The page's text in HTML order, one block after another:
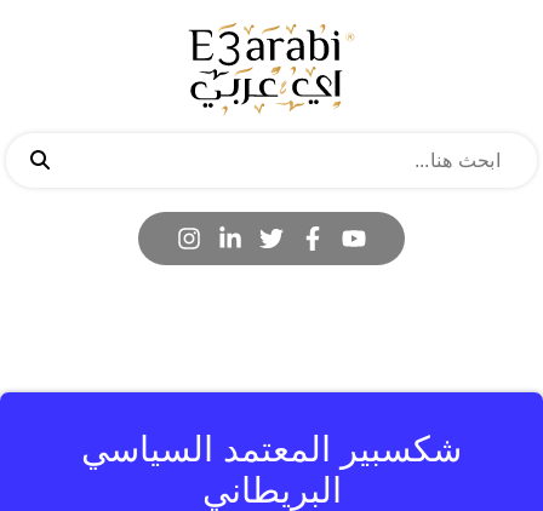
شكسبير المعتمد السياسي
البريطاني